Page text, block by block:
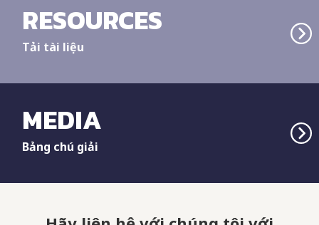
RESOURCES
Tải tài liệu
MEDIA
Bảng chú giải